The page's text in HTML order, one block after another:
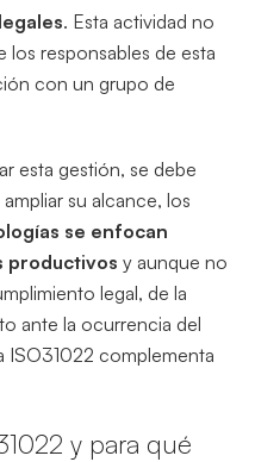
. Esta actividad no
los responsables de esta
con un grupo de
esta gestión, se debe
su alcance, los
se enfocan
productivos y aunque no
legal, de la
ante la ocurrencia del
ISO31022 complementa
y para qué